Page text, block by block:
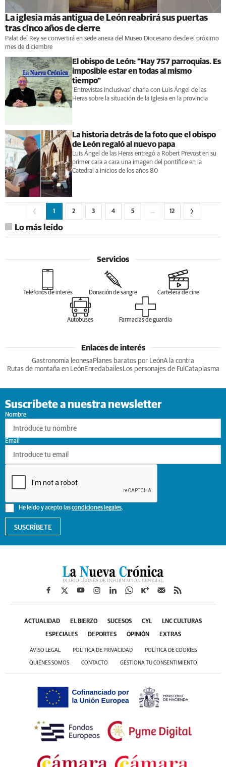
La iglesia más antigua de León reabrirá sus puertas
tras cinco años de cierre
Palat del Rey se convertirá en sede anexa del Museo Diocesano desde el próximo
mes de diciembre
El obispo de León: "Hay 757 parroquias. Es
imposible estar en todas al mismo
tiempo"
'Entrevistas Inclusivas' charla con Luis Ángel de las
Heras sobre la situación de la Iglesia en la provincia
La historia detrás de la foto que el obispo
de León regaló al nuevo papa
Luis Ángel de las Heras entregó a Robert Prevost en su
primer cara a cara una imagen del pontífice en la
Catedral a inicios de los años 80
1 2 3 4 5 … 12
Lo más leído
Servicios
Teléfonos de interés Donación de sangre Cartelera de cine
Autobuses Farmacias de guardia
Enlaces de interés
Gastronomia leonesa Planes baratos por LeónA la contra
Rutas de montaña en LeónEnredabailesLos personajes de Ful Cataplasma
Suscríbete a nuestra newsletter
Nombre
He leído y acepto lascondiciones legales.
Email
SUSCRÍBETE
ACTUALIDAD EL BIERZO SUCESOS CYL LNC CULTURAS
ESPECIALES DEPORTES OPINIÓN EXTRAS
AVISO LEGAL POLÍTICA DE PRIVACIDAD POLÍTICA DE COOKIES
QUIÉNES SOMOS CONTACTO GESTIONA TU CONSENTIMIENTO